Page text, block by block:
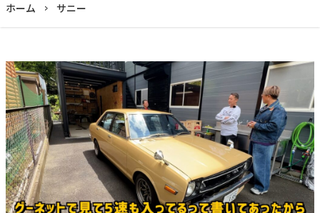
RECRUIT
求人情報
STAFF
スタッフ
COMPANY
会社概要
BLOG
お知らせ
ホーム サニー